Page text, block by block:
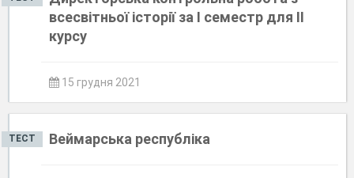
всесвітньої історії за І семестр для ІІ
курсу
15 грудня 2021
ТЕСТ Веймарська республіка